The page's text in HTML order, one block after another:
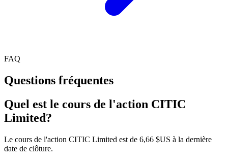
FAQ
Questions fréquentes
Quel est le cours de l'action CITIC
Limited?
Le cours de l'action CITIC Limited est de 6,66 $US à la dernière
date de clôture.